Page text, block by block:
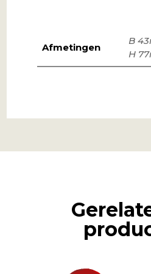
Afmetingen
B
H